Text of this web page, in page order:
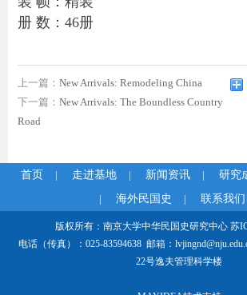
册 数：46册
上一篇： New Arrivals: Remodeling China
下一篇： New Arrivals: The Boundless Country
Road
首页 | 走进基地 | 新闻资讯 | 研究
|
海外民国史 | 联系我们
版权所有：南京大学中华民国史研究中心 苏
电话（传真）：025-83594638 邮箱：
22号逸夫管理科学楼